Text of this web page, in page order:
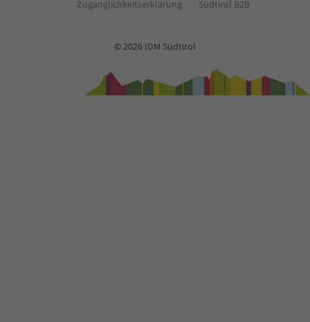
Zugänglichkeitserklärung
Südtirol B2B
© 2026 IDM Südtirol